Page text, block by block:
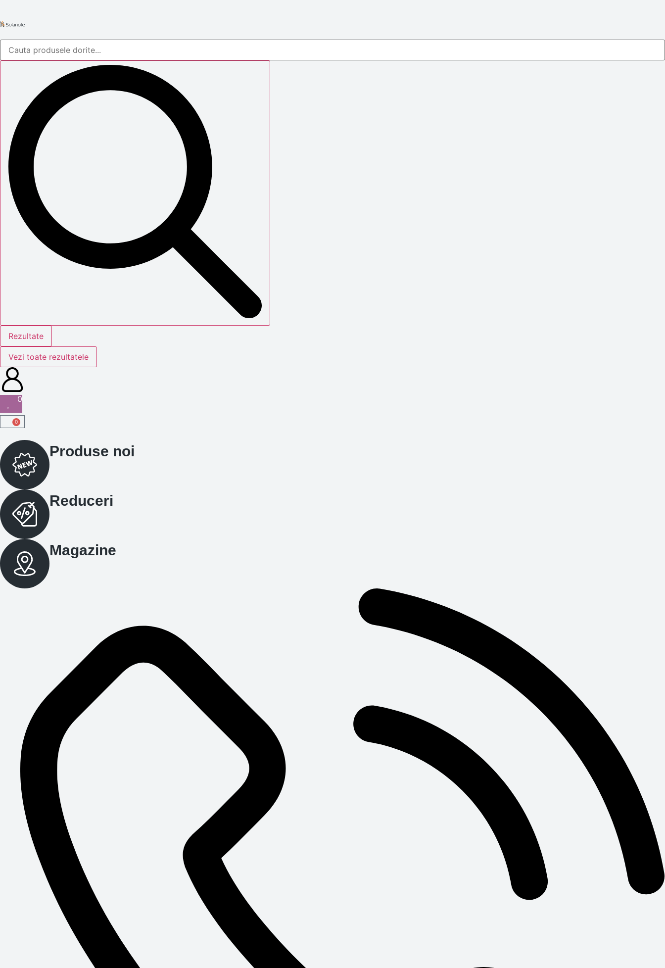
Rezultate
Vezi toate rezultatele
0
0
Produse noi
Reduceri
Magazine